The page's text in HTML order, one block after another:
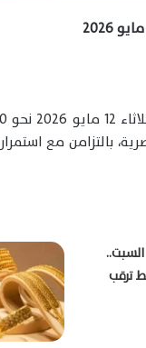
بالتزامن مع
وسط ترقب